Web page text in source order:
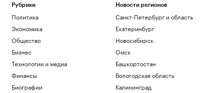
Рубрики
Политика
Экономика
Общество
Бизнес
Технологии и медиа
Финансы
Биографии
Новости регионов
Санкт-Петербург и область
Екатеринбург
Новосибирск
Омск
Башкортостан
Вологодская область
Калининград